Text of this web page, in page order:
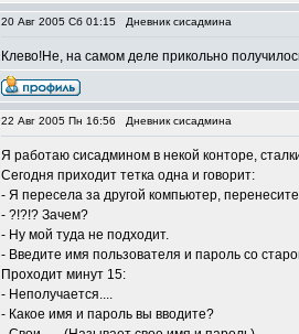
20 Авг 2005 Сб 01:15 Дневник сисадмина
Клево!Не, на самом деле прикольно
22 Авг 2005 Пн 16:56 Дневник сисадмина
Я работаю сисадмином в некой конторе,
Сегодня приходит тетка одна и говорит:
- Я пересела за другой компьютер,
- ?!?!? Зачем?
- Ну мой туда не подходит.
- Введите имя пользователя и пароль со
Проходит минут 15:
- Неполучается....
- Какое имя и пароль вы вводите?